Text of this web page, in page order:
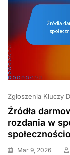
Zgłoszenia Kluczy
Źródła
rozdania w
Mar 9, 2026